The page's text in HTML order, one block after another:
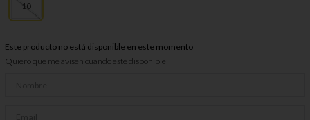
10
Este producto no está disponible en este momento
Quiero que me avisen cuando esté disponible